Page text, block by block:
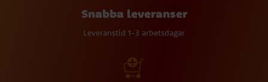
Snabba leveranser
Leveranstid 1-3 arbetsdagar